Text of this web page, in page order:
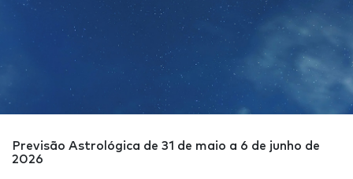
Previsão Astrológica de 31 de maio a 6 de junho de
2026